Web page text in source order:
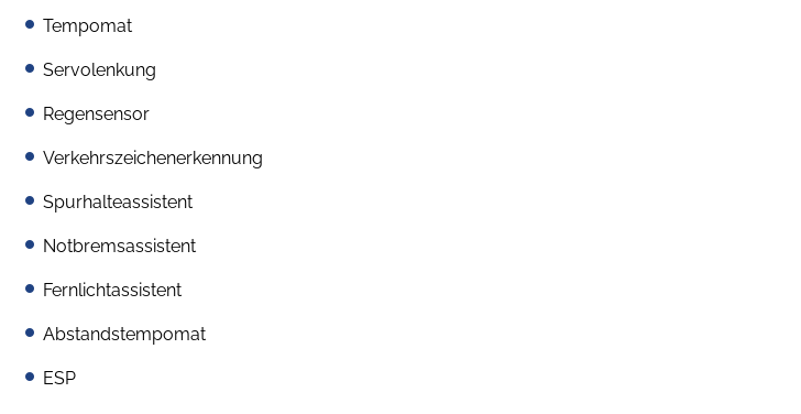
Tempomat
Servolenkung
Regensensor
Verkehrszeichenerkennung
Spurhalteassistent
Notbremsassistent
Fernlichtassistent
Abstandstempomat
ESP